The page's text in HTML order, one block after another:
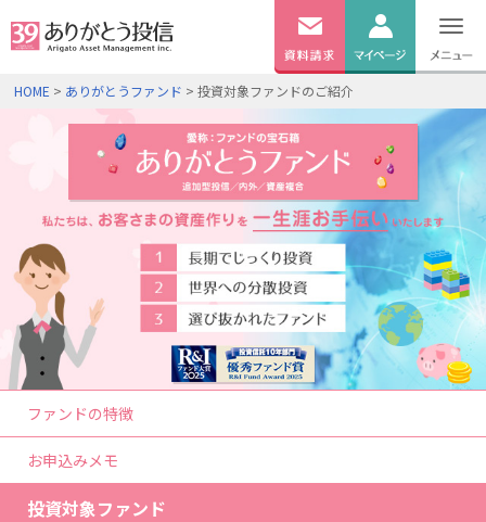
無料資料
請求
口座開設
ログイン
HOME > ありがとうファンド > 投資対象ファンドのご紹介
ファンドの特徴
お申込みメモ
投資対象ファンド